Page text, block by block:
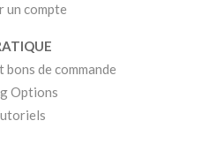
un compte
de commande
Options